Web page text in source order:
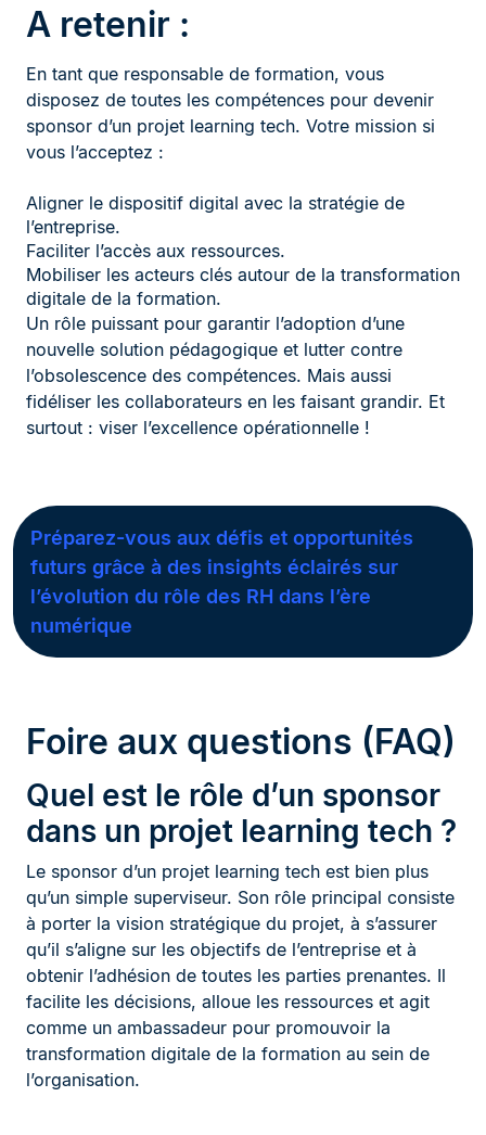
A retenir :
En tant que responsable de formation, vous
disposez de toutes les compétences pour devenir
sponsor d’un projet learning tech. Votre mission si
vous l’acceptez :
Aligner le dispositif digital avec la stratégie de
l’entreprise.
Faciliter l’accès aux ressources.
Mobiliser les acteurs clés autour de la transformation
digitale de la formation.
Un rôle puissant pour garantir l’adoption d’une
nouvelle solution pédagogique et lutter contre
l’obsolescence des compétences. Mais aussi
fidéliser les collaborateurs en les faisant grandir. Et
surtout : viser l’excellence opérationnelle !
Préparez-vous aux défis et opportunités
futurs grâce à des insights éclairés sur
l’évolution du rôle des RH dans l’ère
numérique
Foire aux questions (FAQ)
Quel est le rôle d’un sponsor
dans un projet learning tech ?
Le sponsor d’un projet learning tech est bien plus
qu’un simple superviseur. Son rôle principal consiste
à porter la vision stratégique du projet, à s’assurer
qu’il s’aligne sur les objectifs de l’entreprise et à
obtenir l’adhésion de toutes les parties prenantes. Il
facilite les décisions, alloue les ressources et agit
comme un ambassadeur pour promouvoir la
transformation digitale de la formation au sein de
l’organisation.